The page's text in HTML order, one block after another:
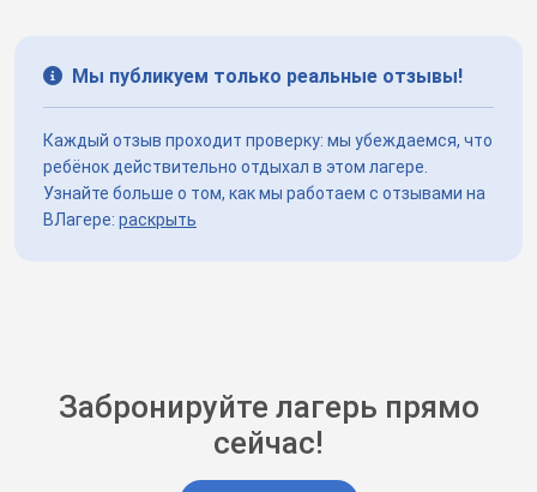
Мы публикуем только реальные отзывы!
Каждый отзыв проходит проверку: мы убеждаемся, что
ребёнок действительно отдыхал в этом лагере.
Узнайте больше о том, как мы работаем с отзывами на
ВЛагере: раскрыть
Забронируйте лагерь прямо
сейчас!